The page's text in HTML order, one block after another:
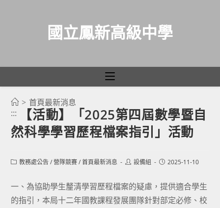
國立鳳新高級中學
> 首頁最新消息
:::
【活動】「2025第四屆數學暨自
然科學學習歷程檔案指引」活動
Post教務處公告 / 營隊競賽 / 首頁最新消息
Post設備組
Post2025-11-10
一、為協助學生釐清學習歷程檔案的疑慮，提供適合學生
的指引，本局十二年國教課程發展團隊針對部定必修、校